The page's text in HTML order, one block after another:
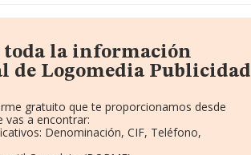
toda la información
de Logomedia Publicidad
gratuito que te proporcionamos desde
vas a encontrar:
Denominación, CIF, Teléfono,